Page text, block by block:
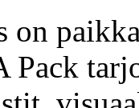
on
Pack